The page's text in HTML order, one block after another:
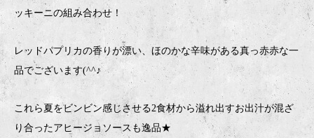
ッキーニの組み合わせ！
レッドパプリカの香りが漂い、ほのかな辛味がある真っ赤赤な一
品でございます(^^♪
これら夏をビンビン感じさせる2食材から溢れ出すお出汁が混ざ
り合ったアヒージョソースも逸品★